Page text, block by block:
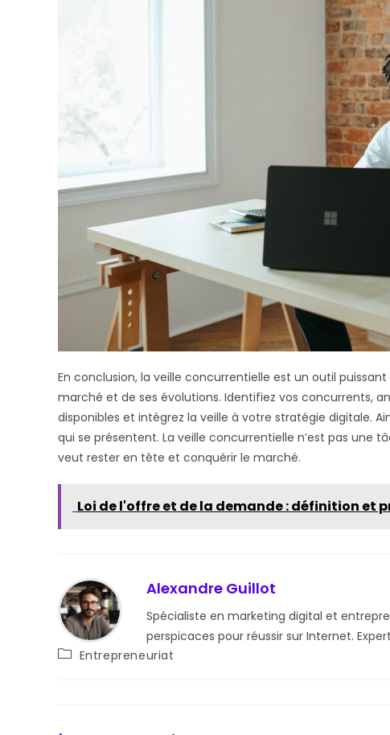
En conclusion, la veille concurrentielle est un outil
marché et de ses évolutions. Identifiez vos concurrents,
disponibles et intégrez la veille à votre stratégie digitale.
qui se présentent. La veille concurrentielle n’est pas une
veut rester en tête et conquérir le marché.
Loi de l'offre et de la demande : définition et
Alexandre Guillot
Spécialiste en marketing digital et
perspicaces pour réussir sur Internet.
Post
category:
Entrepreneuriat